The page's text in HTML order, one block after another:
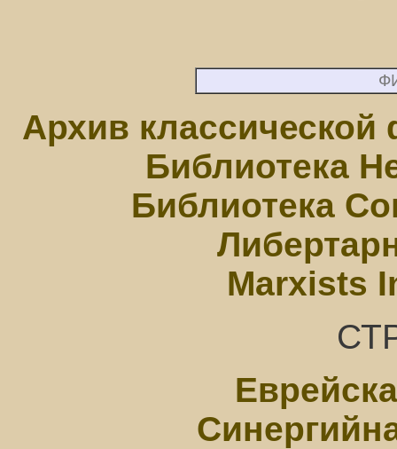
Архив
Библиотека
Библиотека
Marxists